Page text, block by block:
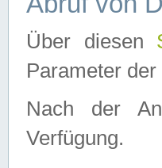
Über diesen
Parameter
Nach der
Verfügung.